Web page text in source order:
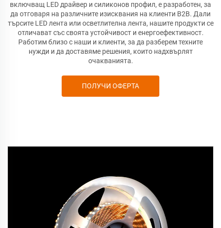
включващ LED драйвер и силиконов профил, е разработен, за
да отговаря на различните изисквания на клиенти B2B. Дали
търсите LED лента или осветлителна лента, нашите продукти се
отличават със своята устойчивост и енергоефективност.
Работим близо с наши и клиенти, за да разберем техните
нужди и да доставяме решения, които надхвърлят
очакванията.
ПОЛУЧИ ОФЕРТА